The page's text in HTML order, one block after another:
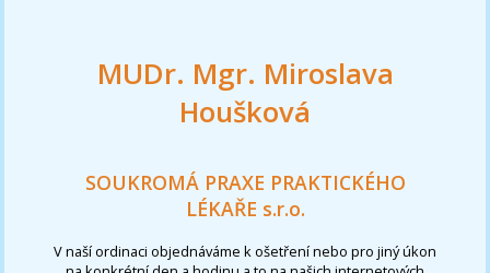
MUDr. Mgr. Miroslava
Houšková
SOUKROMÁ PRAXE PRAKTICKÉHO
LÉKAŘE s.r.o.
V naší ordinaci objednáváme k ošetření nebo pro jiný úkon